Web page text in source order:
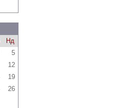
Нд
5
12
19
26